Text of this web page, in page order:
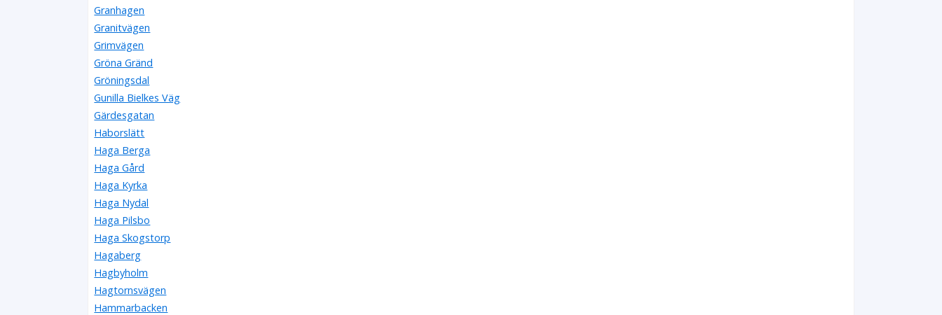
Granhagen
Granitvägen
Grimvägen
Gröna Gränd
Gröningsdal
Gunilla Bielkes Väg
Gärdesgatan
Haborslätt
Haga Berga
Haga Gård
Haga Kyrka
Haga Nydal
Haga Pilsbo
Haga Skogstorp
Hagaberg
Hagbyholm
Hagtornsvägen
Hammarbacken